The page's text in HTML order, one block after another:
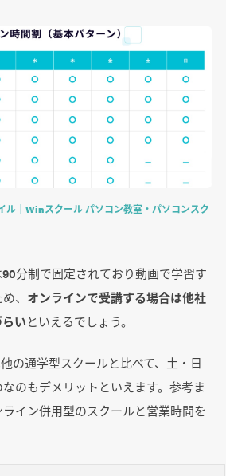
ル｜Winスクール パソコン教室・パソコンスク
90分制で固定されており動画で学習す
、 オンラインで受講する場合は他社
いといえるでしょう。
の通学型スクールと比べて、土・日
のもデメリットといえます。参考ま
イン併用型のスクールと営業時間を